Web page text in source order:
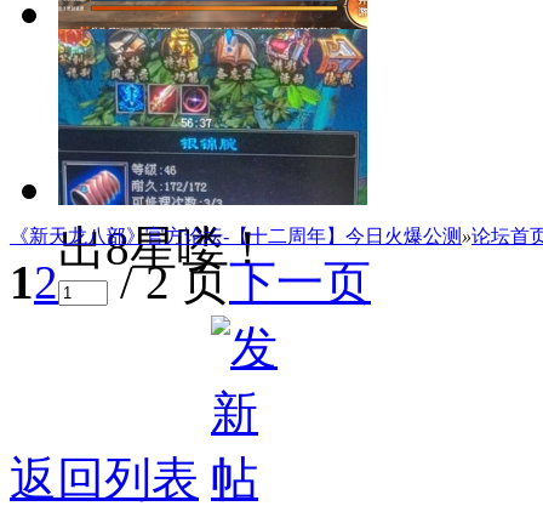
节霸王别姬主
题
出现这种情况
怎么办呀！
出8星喽！
《新天龙八部》官方论坛-【十二周年】今日火爆公测 »论坛首
12 / 2 页下一页
返回列表